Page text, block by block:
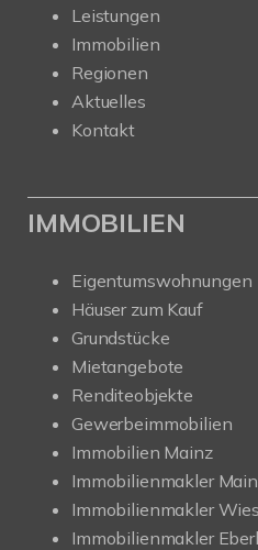
Leistungen
Immobilien
Regionen
Aktuelles
Kontakt
IMMOBILIEN
Eigentumswohnungen
Häuser zum Kauf
Grundstücke
Mietangebote
Renditeobjekte
Gewerbeimmobilien
Immobilien Mainz
Immobilienmakler
Immobilienmakler
Immobilienmakler